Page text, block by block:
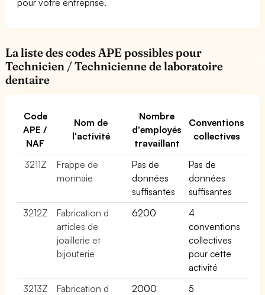
La liste des codes APE possibles pour
Technicien / Technicienne de laboratoire
dentaire
Code
APE /
NAF
Nom de
l'activité
Nombre
d'employés
travaillant
Conventions
collectives
3211Z
Frappe de
monnaie
Pas de
données
suffisantes
Pas de
données
suffisantes
3212Z
Fabrication d
articles de
joaillerie et
bijouterie
6200
4
conventions
collectives
pour cette
activité
3213Z
Fabrication d
2000
5